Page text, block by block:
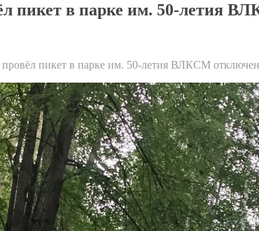
пикет в парке им. 50-летия
пикет в парке им. 50-летия ВЛКСМ